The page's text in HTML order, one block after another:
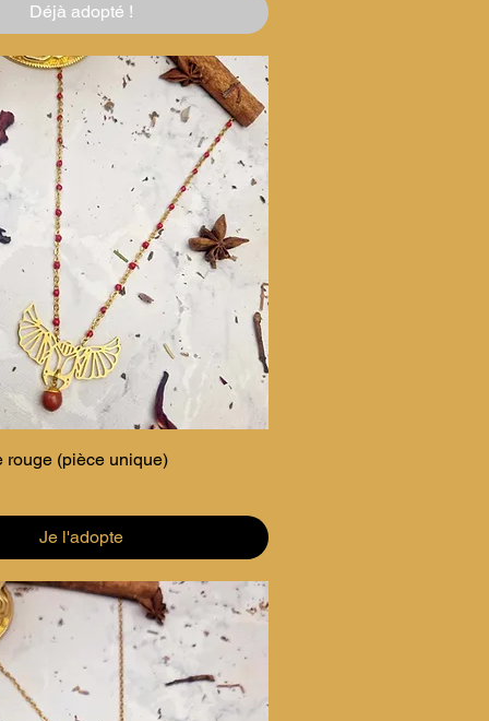
Déjà adopté !
rouge (pièce unique)
Je l'adopte